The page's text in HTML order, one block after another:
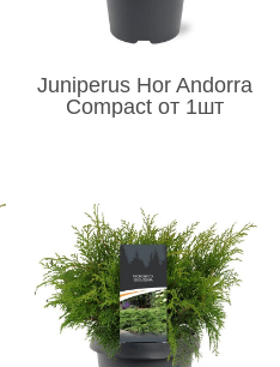
Juniperus Hor Andorra
Compact от 1шт